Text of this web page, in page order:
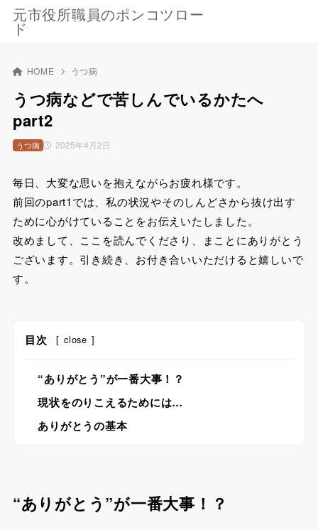
元市役所職員のポンコツロー
ド
HOME うつ病
うつ病などで苦しんでいるかたへ
part2
2025年4月2日
うつ病
毎日、大変な思いを抱えながらお疲れ様です。
前回のpart1では、私の状況やそのしんどさから抜け出す
ために心がけていることをお伝えいたしました。
改めまして、ここを読んでくださり、まことにありがとう
ございます。引き続き、お付き合いいただけると嬉しいで
す。
目次 [ close ]
“ありがとう”が一番大事！？
現状をのりこえるためには…
ありがとうの基本
“ありがとう”が一番大事！？